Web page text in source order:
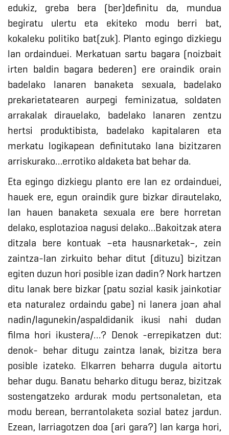
edukiz, greba bera (ber)definitu da, mundua
begiratu ulertu eta ekiteko modu berri bat,
kokaleku politiko bat(zuk). Planto egingo dizkiegu
lan ordainduei. Merkatuan sartu bagara (noizbait
irten baldin bagara bederen) ere oraindik orain
badelako lanaren banaketa sexuala, badelako
prekarietatearen aurpegi feminizatua, soldaten
arrakalak dirauelako, badelako lanaren zentzu
hertsi produktibista, badelako kapitalaren eta
merkatu logikapean definitutako lana bizitzaren
arriskurako…errotiko aldaketa bat behar da.
Eta egingo dizkiegu planto ere lan ez ordainduei,
hauek ere, egun oraindik gure bizkar dirautelako,
lan hauen banaketa sexuala ere bere horretan
delako, esplotazioa nagusi delako…Bakoitzak atera
ditzala bere kontuak –eta hausnarketak–, zein
zaintza-lan zirkuito behar ditut (dituzu) bizitzan
egiten duzun hori posible izan dadin? Nork hartzen
ditu lanak bere bizkar (patu sozial kasik jainkotiar
eta naturalez ordaindu gabe) ni lanera joan ahal
nadin/lagunekin/aspaldidanik ikusi nahi dudan
filma hori ikustera/…? Denok -errepikatzen dut:
denok- behar ditugu zaintza lanak, bizitza bera
posible izateko. Elkarren beharra dugula aitortu
behar dugu. Banatu beharko ditugu beraz, bizitzak
sostengatzeko ardurak modu pertsonaletan, eta
modu berean, berrantolaketa sozial batez jardun.
Ezean, larriagotzen doa (ari gara?) lan karga hori,